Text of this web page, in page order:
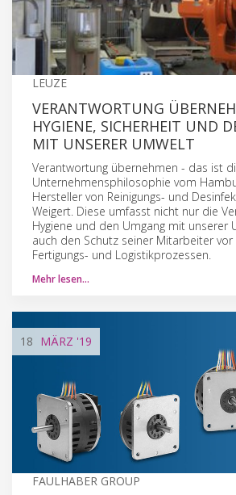
LEUZE
VERANTWORTUNG
HYGIENE, SICHERHEIT UND
MIT UNSERER UMWELT
Verantwortung übernehmen - das ist
Unternehmensphilosophie vom
Hersteller von Reinigungs- und
Weigert. Diese umfasst nicht nur die
Hygiene und den Umgang mit unserer
auch den Schutz seiner Mitarbeiter
Fertigungs- und Logistikprozessen.
Mehr lesen…
18 MÄRZ '19
FAULHABER GROUP